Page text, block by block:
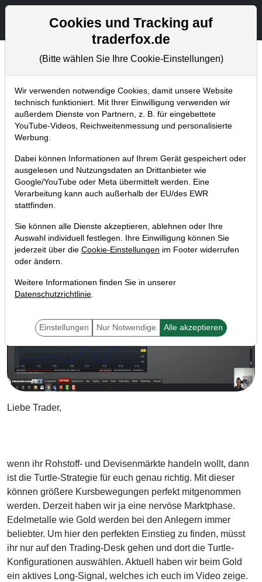
Aktien- und Artikelsuche
Trader-Blog
Home Blog Trader-Blog
Mit der Turtle-Strategie lassen sich
Rohstoff- und Devisenmärkte einfach
handeln!
29.08.2019 um 11:43 Uhr |A. Zehetner
Liebe Trader,
wenn ihr Rohstoff- und Devisenmärkte handeln wollt, dann
ist die Turtle-Strategie für euch genau richtig. Mit dieser
können größere Kursbewegungen perfekt mitgenommen
werden. Derzeit haben wir ja eine nervöse Marktphase.
Edelmetalle wie Gold werden bei den Anlegern immer
beliebter. Um hier den perfekten Einstieg zu finden, müsst
ihr nur auf den Trading-Desk gehen und dort die Turtle-
Konfigurationen auswählen. Aktuell haben wir beim Gold
ein aktives Long-Signal, welches ich euch im Video zeige.
Cookies und Tracking auf
traderfox.de
(Bitte wählen Sie Ihre Cookie-Einstellungen)
Wir verwenden notwendige Cookies, damit unsere Website
technisch funktioniert. Mit Ihrer Einwilligung verwenden wir
außerdem Dienste von Partnern, z. B. für eingebettete
YouTube-Videos, Reichweitenmessung und personalisierte
Werbung.
Dabei können Informationen auf Ihrem Gerät gespeichert oder
ausgelesen und Nutzungsdaten an Drittanbieter wie
Google/YouTube oder Meta übermittelt werden. Eine
Verarbeitung kann auch außerhalb der EU/des EWR
stattfinden.
Sie können alle Dienste akzeptieren, ablehnen oder Ihre
Auswahl individuell festlegen. Ihre Einwilligung können Sie
jederzeit über die Cookie-Einstellungen im Footer widerrufen
oder ändern.
Weitere Informationen finden Sie in unserer
Datenschutzrichtlinie.
Einstellungen Nur Notwendige Alle akzeptieren